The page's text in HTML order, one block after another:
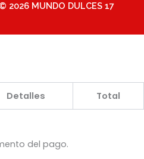
MUNDO DULCES 17
Detalles Total
del pago.